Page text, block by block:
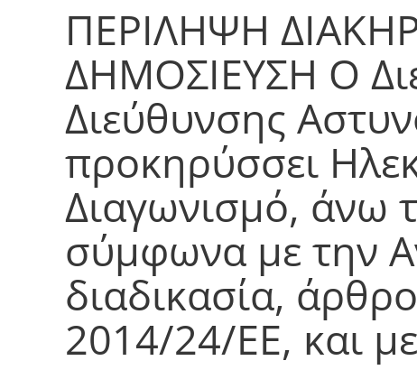
ΠΕΡΙΛΗΨΗ
ΔΗΜΟΣΙΕΥΣΗ Ο
Διεύθυνσης
προκηρύσσει
Διαγωνισμό, άνω
σύμφωνα με την
διαδικασία,
2014/24/ΕΕ, και με